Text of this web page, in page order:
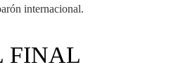
internacional.
FINAL